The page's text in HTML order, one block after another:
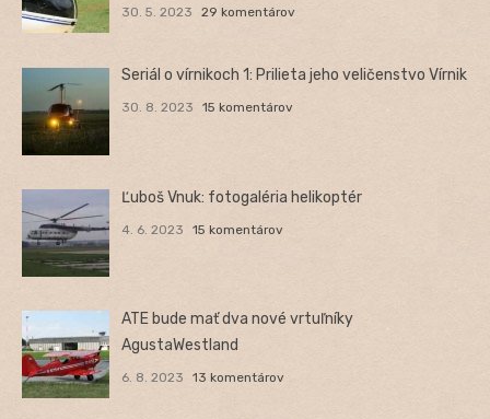
30. 5. 2023 29 komentárov
Seriál o vírnikoch 1: Prilieta jeho veličenstvo Vírnik
30. 8. 2023 15 komentárov
Ľuboš Vnuk: fotogaléria helikoptér
4. 6. 2023 15 komentárov
ATE bude mať dva nové vrtuľníky
AgustaWestland
6. 8. 2023 13 komentárov